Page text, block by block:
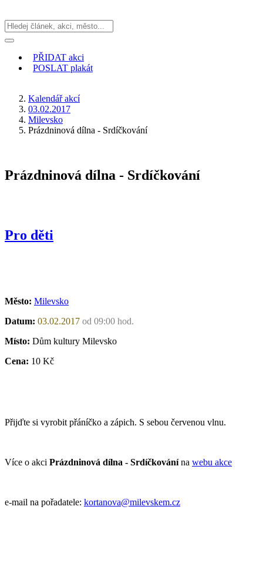
PŘIDAT akci
POSLAT plakát
Kalendář akcí
03.02.2017
Milevsko
Prázdninová dílna - Srdíčkování
Prázdninová dílna - Srdíčkování
Pro děti
Město: Milevsko
Datum: 03.02.2017 od 09:00 hod.
Místo: Dům kultury Milevsko
Cena: 10 Kč
Přijďte si vyrobit přáníčko a zápich. S sebou červenou vlnu.
Více o akci Prázdninová dílna - Srdíčkovánína webu akce
e-mail na pořadatele: kortanova@milevskem.cz